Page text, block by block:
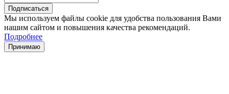
Мы используем файлы cookie для удобства пользования Вами
нашим сайтом и повышения качества рекомендаций.
Подробнее
Принимаю